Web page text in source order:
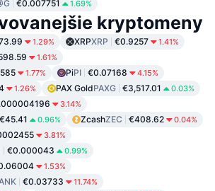
€0.007751 1.69%
kryptomeny
1.29% XRPXRP €0.9257 1.41%
1.61%
1.77% PiPI €0.07168 4.15%
1.26% PAX GoldPAXG €3,517.01 0.03%
3.14%
€45.41 0.96% ZcashZEC €408.62 0.04%
3.81%
€0.000043 0.99%
1.53%
€0.03733 11.74%